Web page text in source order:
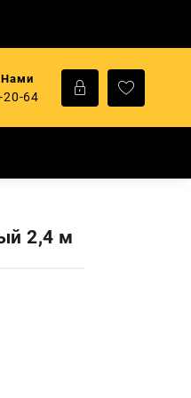
Нами
20-64
2,4 м